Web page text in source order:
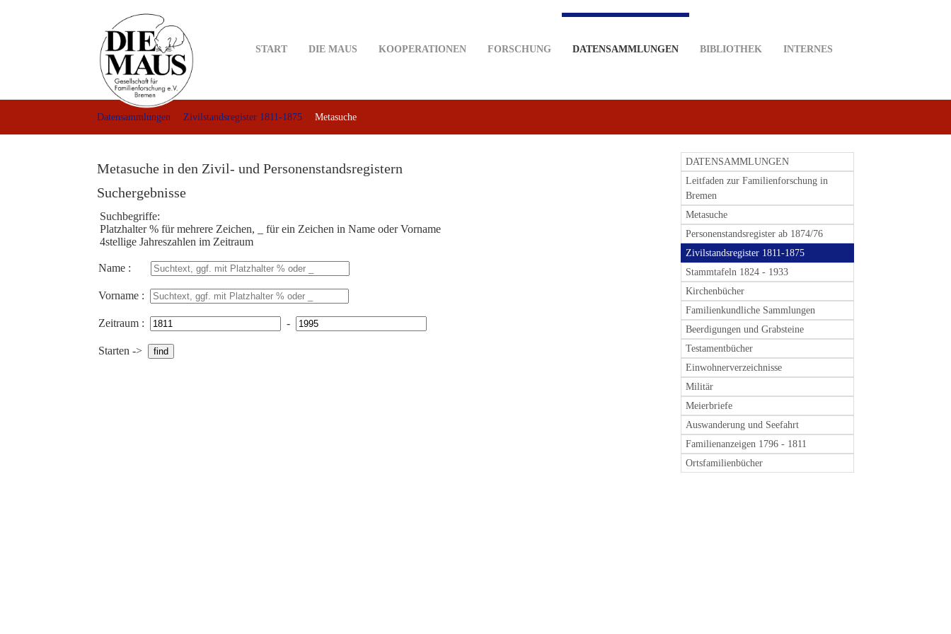
START DIE MAUS KOOPERATIONEN FORSCHUNG DATENSAMMLUNGEN BIBLIOTHEK INTERNES
Datensammlungen Zivilstandsregister 1811-1875 Metasuche
Metasuche in den Zivil- und Personenstandsregistern
Suchergebnisse
DATENSAMMLUNGEN
Leitfaden zur Familienforschung in
Bremen
Metasuche
Personenstandsregister ab 1874/76
Zivilstandsregister 1811-1875
Stammtafeln 1824 - 1933
Kirchenbücher
Familienkundliche Sammlungen
Beerdigungen und Grabsteine
Testamentbücher
Einwohnerverzeichnisse
Militär
Meierbriefe
Auswanderung und Seefahrt
Familienanzeigen 1796 - 1811
Ortsfamilienbücher